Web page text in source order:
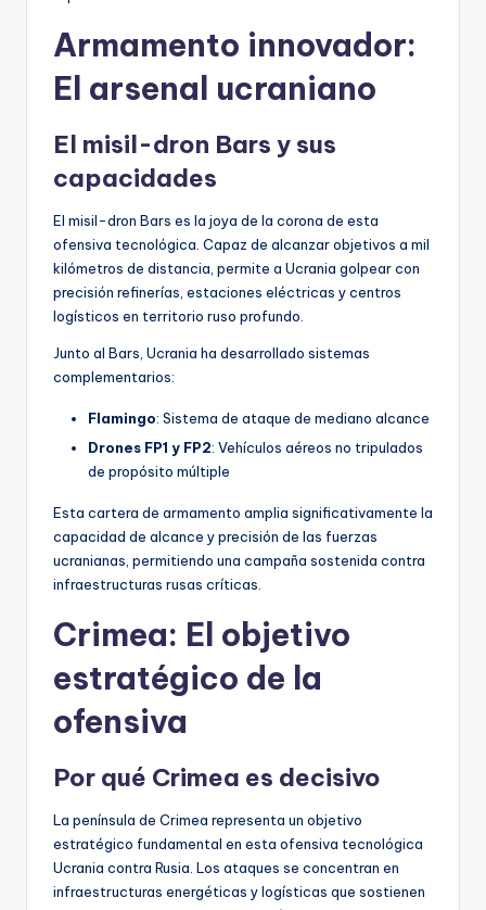
Armamento innovador:
El arsenal ucraniano
El misil-dron Bars y sus
capacidades
El misil-dron Bars es la joya de la corona de esta
ofensiva tecnológica. Capaz de alcanzar objetivos a mil
kilómetros de distancia, permite a Ucrania golpear con
precisión refinerías, estaciones eléctricas y centros
logísticos en territorio ruso profundo.
Junto al Bars, Ucrania ha desarrollado sistemas
complementarios:
Flamingo: Sistema de ataque de mediano alcance
Drones FP1 y FP2: Vehículos aéreos no tripulados
de propósito múltiple
Esta cartera de armamento amplia significativamente la
capacidad de alcance y precisión de las fuerzas
ucranianas, permitiendo una campaña sostenida contra
infraestructuras rusas críticas.
Crimea: El objetivo
estratégico de la
ofensiva
Por qué Crimea es decisivo
La península de Crimea representa un objetivo
estratégico fundamental en esta ofensiva tecnológica
Ucrania contra Rusia. Los ataques se concentran en
infraestructuras energéticas y logísticas que sostienen